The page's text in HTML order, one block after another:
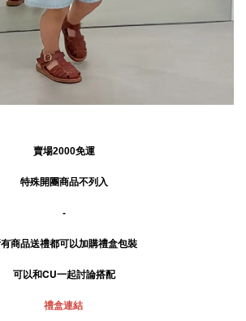
賣場2000免運
特殊開團商品不列入
-
商品送禮都可以加購禮盒包裝
可以和CU一起討論搭配
禮盒連結